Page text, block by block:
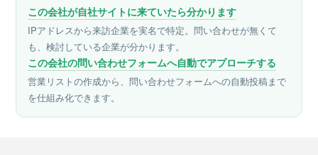
この会社が自社サイトに来ていたら分かります
IPアドレスから来訪企業を実名で特定。問い合わせが無くて
も、検討している企業が分かります。
この会社の問い合わせフォームへ自動でアプローチする
営業リストの作成から、問い合わせフォームへの自動投稿まで
を仕組み化できます。